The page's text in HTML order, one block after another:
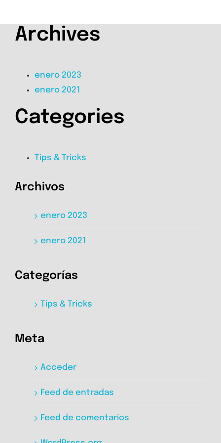
Archives
enero 2023
enero 2021
Categories
Tips & Tricks
Archivos
enero 2023
enero 2021
Categorías
Tips & Tricks
Meta
Acceder
Feed de entradas
Feed de comentarios